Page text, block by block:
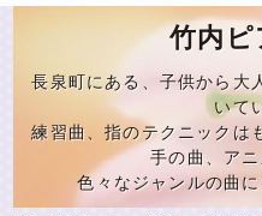
竹内ピ
長泉町にある、子供から大
いて
練習曲、指のテクニックは
手の曲、アニ
色々なジャンルの曲